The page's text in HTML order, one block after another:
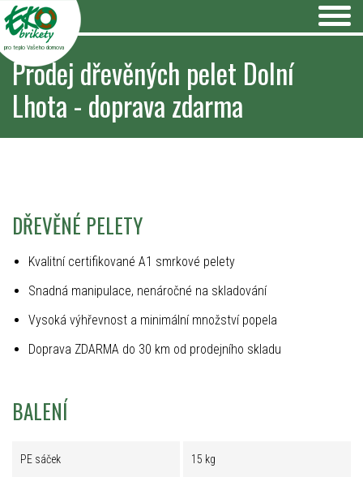
pro teplo Vašeho domova
Prodej dřevěných pelet Dolní
Lhota - doprava zdarma
DŘEVĚNÉ PELETY
Kvalitní certifikované A1 smrkové pelety
Snadná manipulace, nenáročné na skladování
Vysoká výhřevnost a minimální množství popela
Doprava ZDARMA do 30 km od prodejního skladu
BALENÍ
PE sáček 15 kg